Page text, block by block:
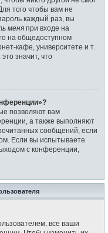
того чтобы вам не
каждый раз, вы
меня при входе на
на общедоступном
кафе, университете и т.
это значит, что
позволяют вам
а также выполняют
сообщений, если
Если вы испытываете
с конференции,
все ваши